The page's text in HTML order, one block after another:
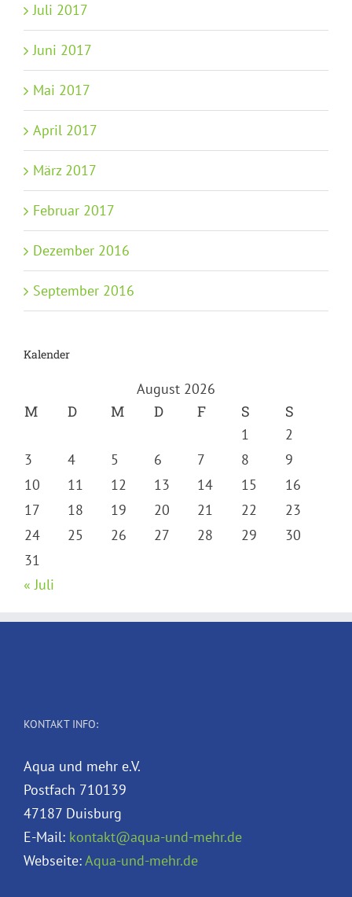
Juli 2017
Juni 2017
Mai 2017
April 2017
März 2017
Februar 2017
Dezember 2016
September 2016
Kalender
August 2026
M D M D F S S
1
2
3
4 5 6 7 8
9
10
11 12 13 14 15
16
17
18 19 20 21 22
23
24
25 26 27 28 29
30
31
« Juli
KONTAKT INFO:
Aqua und mehr e.V.
Postfach 710139
47187 Duisburg
E-Mail: kontakt@aqua-und-mehr.de
Webseite:Aqua-und-mehr.de